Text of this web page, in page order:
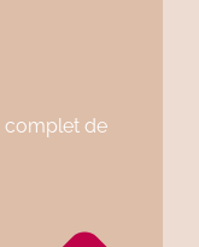
complet de